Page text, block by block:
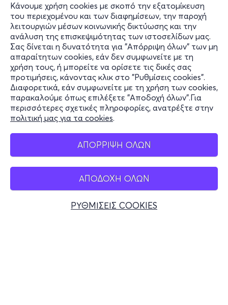
Κάνουμε χρήση cookies με σκοπό την εξατομίκευση
του περιεχομένου και των διαφημίσεων, την παροχή
λειτουργιών μέσων κοινωνικής δικτύωσης και την
ανάλυση της επισκεψιμότητας των ιστοσελίδων μας.
Σας δίνεται η δυνατότητα για "Απόρριψη όλων" των μη
απαραίτητων cookies, εάν δεν συμφωνείτε με τη
χρήση τους, ή μπορείτε να ορίσετε τις δικές σας
προτιμήσεις, κάνοντας κλικ στο "Ρυθμίσεις cookies".
Διαφορετικά, εάν συμφωνείτε με τη χρήση των cookies,
παρακαλούμε όπως επιλέξετε "Αποδοχή όλων".Για
περισσότερες σχετικές πληροφορίες, ανατρέξτε στην
πολιτική μας για τα cookies.
ΑΠΟΡΡΙΨΗ ΟΛΩΝ
ΑΠΟΔΟΧΗ ΟΛΩΝ
ΡΥΘΜΙΣΕΙΣ COOKIES
Πληροφορίες
Υποστήριξη
Stay Connected
Mobile app